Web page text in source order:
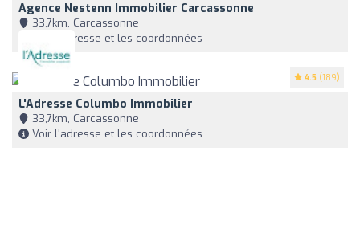
Agence Nestenn Immobilier Carcassonne
33,7km, Carcassonne
Voir l'adresse et les coordonnées
4.5 (189)
L'Adresse Columbo Immobilier
33,7km, Carcassonne
Voir l'adresse et les coordonnées